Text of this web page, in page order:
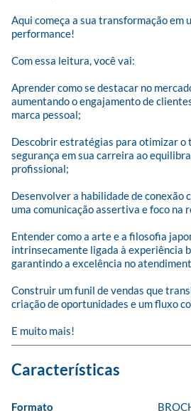
Aqui começa a sua transformação em
performance!
Com essa leitura, você vai:
Aprender como se destacar no
aumentando o engajamento de
marca pessoal;
Descobrir estratégias para otimizar o
segurança em sua carreira ao
profissional;
Desenvolver a habilidade de conexão
uma comunicação assertiva e foco na
Entender como a arte e a filosofia
intrinsecamente ligada à experiência
garantindo a excelência no
Construir um funil de vendas que
criação de oportunidades e um fluxo
E muito mais!
Formato